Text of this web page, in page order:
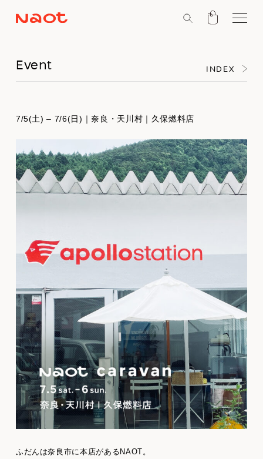
Event INDEX
7/5(土) – 7/6(日)｜奈良・天川村｜久保燃料店
ふだんは奈良市に本店があるNAOT。